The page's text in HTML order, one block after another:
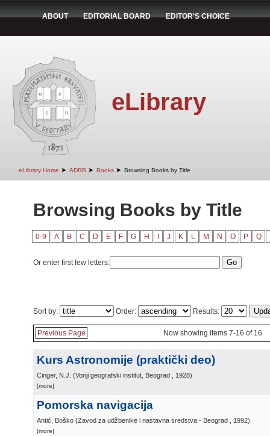
ABOUT EDITORIAL BOARD EDITOR'S CHOICE
eLibrary
eLibrary Home ➤ ADRB ➤ Books ➤ Browsing Books by Title
Browsing Books by Title
0-9 A B C D E F G H J K L M N O P Q
Or enter first few letters:
Sort by: Order: Results:
Previous Page Now showing items 7-16 of 16
Kurs Astronomije (praktički deo)
Cinger, N.J. (Vonji geografski institut, Beograd , 1928)
[more]
Pomorska navigacija
Antić, Boško (Zavod za udžbenike i nastavna sredstva - Beograd , 1992)
[more]